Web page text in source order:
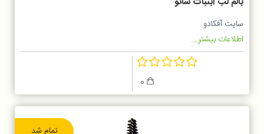
سایت آفکادو
اطلاعات بیشتر...
0
تمام شد